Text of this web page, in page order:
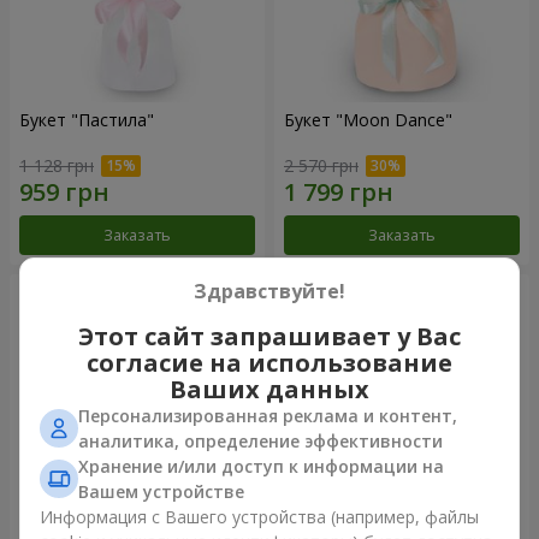
Букет "Пастила"
1 128 грн
Заказать
Букет "Moon Dance"
2 570 грн
Заказать
Здравствуйте!
Этот сайт запрашивает у Вас
согласие на использование
Ваших данных
Персонализированная реклама и контент,
аналитика, определение эффективности
Хранение и/или доступ к информации на
Вашем устройстве
Информация с Вашего устройства (например, файлы